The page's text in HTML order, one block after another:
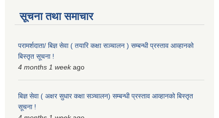
सूचना तथा समाचार
परामर्शदाता/ बिज्ञ सेवा ( तयारि कक्षा सञ्चालन ) सम्बन्धी प्रस्ताव आव्हानको
बिस्तृत सूचना !
4 months 1 weekago
बिज्ञ सेवा ( अक्षर सुधार कक्षा सञ्चालन) सम्बन्धी प्रस्ताव आव्हानको बिस्तृत
सूचना !